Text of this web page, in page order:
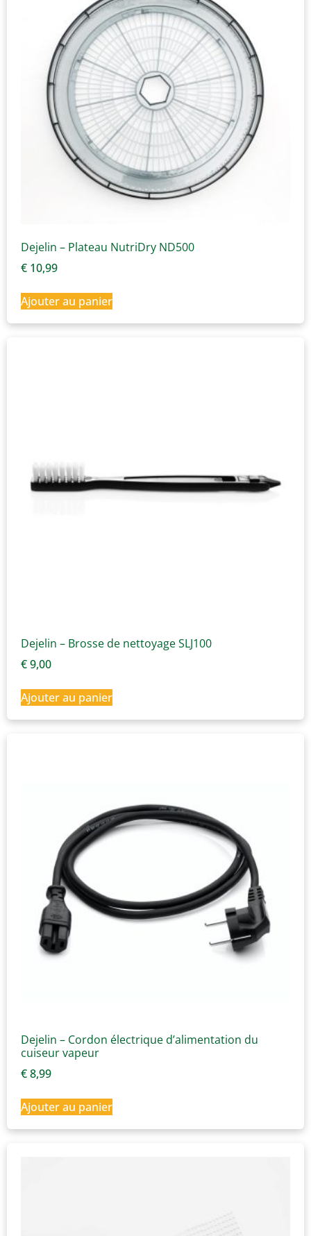
Dejelin – Plateau NutriDry ND500
€ 10,99
Ajouter au panier
Dejelin – Brosse de nettoyage SLJ100
€9,00
Ajouter au panier
Dejelin – Cordon électrique d’alimentation du
cuiseur vapeur
€8,99
Ajouter au panier